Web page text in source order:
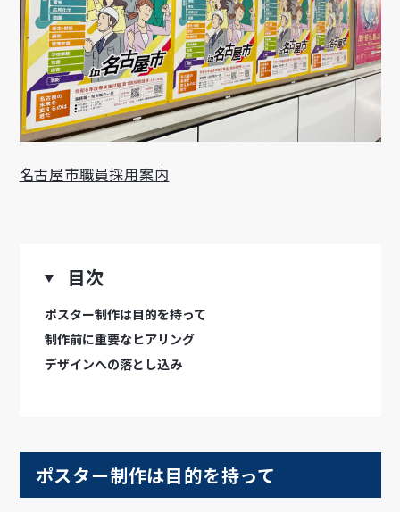
名古屋市職員採用案内
目次
ポスター制作は目的を持って
制作前に重要なヒアリング
デザインへの落とし込みㅤ
ポスター制作は目的を持って